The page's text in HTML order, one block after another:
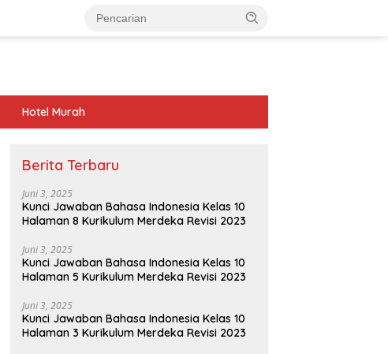
Hotel Murah
Berita Terbaru
Juni 3, 2025
Kunci Jawaban Bahasa Indonesia Kelas 10
Halaman 8 Kurikulum Merdeka Revisi 2023
Juni 3, 2025
Kunci Jawaban Bahasa Indonesia Kelas 10
Halaman 5 Kurikulum Merdeka Revisi 2023
Juni 3, 2025
Kunci Jawaban Bahasa Indonesia Kelas 10
Halaman 3 Kurikulum Merdeka Revisi 2023